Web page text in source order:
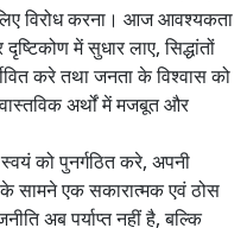
विरोध करना। आज आवश्यकता
में सुधार लाए, सिद्धांतों
करे तथा जनता के विश्वास को
अर्थों में मजबूत और
को पुनर्गठित करे, अपनी
सामने एक सकारात्मक एवं ठोस
अब पर्याप्त नहीं है, बल्कि